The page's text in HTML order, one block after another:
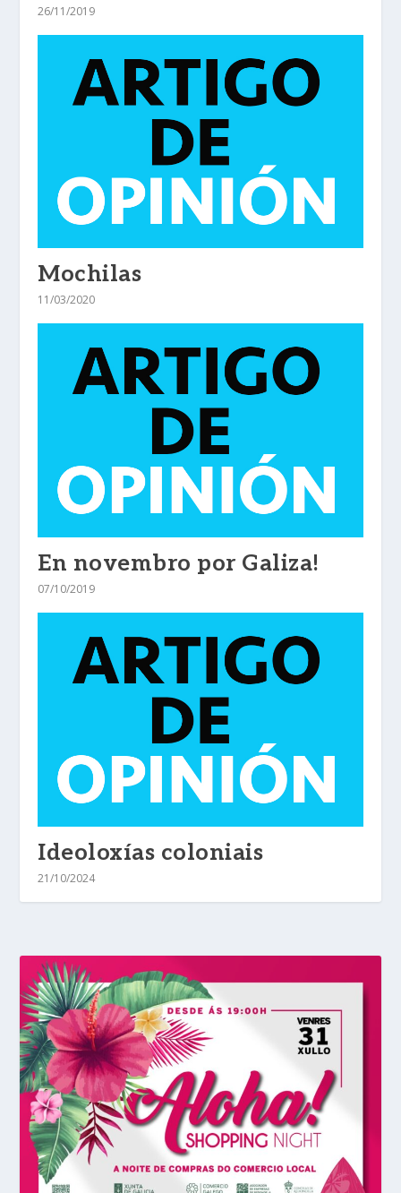
26/11/2019
Mochilas
11/03/2020
En novembro por Galiza!
07/10/2019
Ideoloxías coloniais
21/10/2024